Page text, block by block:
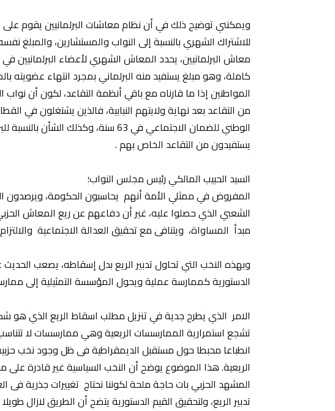
للاشتراك الشهري بالنسبة إلى النواب والمستشارين، والمبلغ
كاملة، وهو مبلغ يستفيد منه البرلماني بمجرد انتهاء عضويته
المواطنين إذا ما قارناه مع باقي أنظمة التقاعد، لكون أن
من التقاعد بعد نهاية ولايتهم النيابية، فالذين يشتغلون في
الوطني للضمان الاجتماعي في 63 سنة،
يستفيدون من التقاعد الخاص بهم .
السيد الحبيب المالكي رئيس مجلس النواب؛
المفروض في ممثلي الأمة أنهم يحاسبون الحكومة، ويرصدون
الشعبي الذي حصلوا عليه، غير أن دفاعهم عن ريع المعاش
مبدأ المساواة، ويتنافى مع تحقيق العدالة الاجتماعية
وبهذه النخب التي تحاول تدبير الريع بدل إسقاطه، يصعب
الدستورية كممارسة عملية ويحول المؤسسة التمثيلية إلى
الامر الذي يطرح جدية في تنزيل مطلب اسقاط الريع الذي هو
تشجع استمرارية الممارسسات الريعية وهي ممارسسات لا
انطباعا محبطا حول مستقبل الديمقراطية فى ظل وجود نخب
الريعية. هذا الموضوع يوضح أن النخب السياسية غير قادرة على
المشهد الحزبي بات حاجة ملحة لكوننا نحتاج تغييرات جذرية
تدبير الريع، ولتحقيق القيم الدستورية يتضح أن الطريق لازال